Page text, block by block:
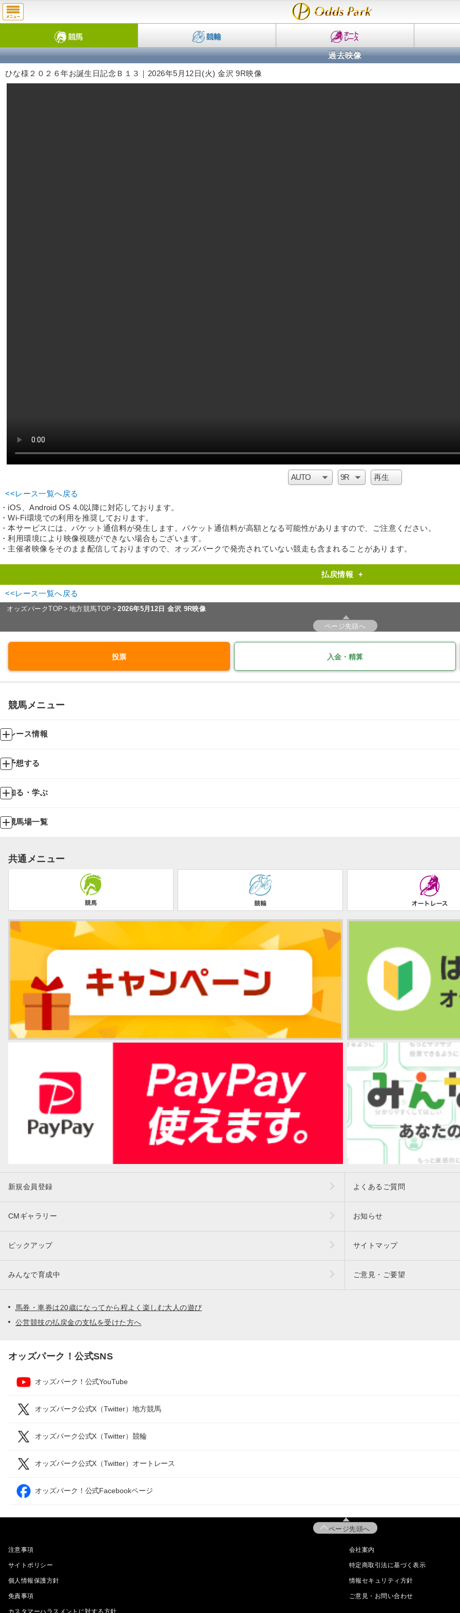
過去映像
ひな様２０２６年お誕生日記念Ｂ１３｜2026年5月12日(火) 金沢 9R映像
<<レース一覧へ戻る
・iOS、Android OS 4.0以降に対応しております。
・Wi-Fi環境での利用を推奨しております。
・本サービスには、パケット通信料が発生します。パケット通信料が高額となる可能性がありますので、ご注意ください。
・利用環境により映像視聴ができない場合もございます。
・主催者映像をそのまま配信しておりますので、オッズパークで発売されていない競走も含まれることがあります。
払戻情報 +
<<レース一覧へ戻る
オッズパークTOP 地方競馬TOP 2026年5月12日 金沢 9R映像
ページ先頭へ
投票 入金・精算
競馬メニュー
レース情報
予想する
知る・学ぶ
競馬場一覧
共通メニュー
新規会員登録 よくあるご質問
CMギャラリー お知らせ
ピックアップ サイトマップ
みんなで育成中 ご意見・ご要望
馬券・車券は20歳になってから程よく楽しむ大人の遊び
公営競技の払戻金の支払を受けた方へ
オッズパーク！公式SNS
オッズパーク！公式YouTube
オッズパーク公式X（Twitter）地方競馬
オッズパーク公式X（Twitter）競輪
オッズパーク公式X（Twitter）オートレース
オッズパーク！公式Facebookページ
ページ先頭へ
注意事項 会社案内
サイトポリシー 特定商取引法に基づく表示
個人情報保護方針 情報セキュリティ方針
免責事項 ご意見・お問い合わせ
カスタマーハラスメントに対する方針